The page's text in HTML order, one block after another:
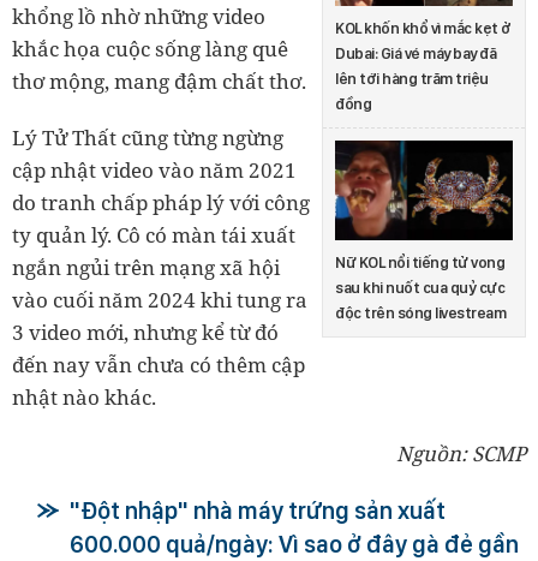
KOL khốn khổ vì mắc kẹt ở
Dubai: Giá vé máy bay đã
lên tới hàng trăm triệu
đồng
Nữ KOL nổi tiếng tử vong
sau khi nuốt cua quỷ cực
độc trên sóng livestream
khổng lồ nhờ những video
khắc họa cuộc sống làng quê
thơ mộng, mang đậm chất thơ.
Lý Tử Thất cũng từng ngừng
cập nhật video vào năm 2021
do tranh chấp pháp lý với công
ty quản lý. Cô có màn tái xuất
ngắn ngủi trên mạng xã hội
vào cuối năm 2024 khi tung ra
3 video mới, nhưng kể từ đó
đến nay vẫn chưa có thêm cập
nhật nào khác.
Nguồn: SCMP
"Đột nhập" nhà máy trứng sản xuất
600.000 quả/ngày: Vì sao ở đây gà đẻ gần